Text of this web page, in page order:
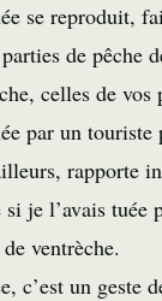
se reproduit,
de pêche
celles de vos
par un touriste
rapporte
si je l’avais
ventrèche.
c’est un geste